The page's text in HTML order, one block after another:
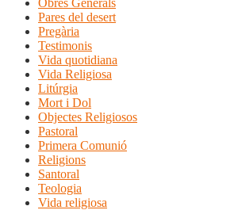
Obres Generals
Pares del desert
Pregària
Testimonis
Vida quotidiana
Vida Religiosa
Litúrgia
Mort i Dol
Objectes Religiosos
Pastoral
Primera Comunió
Religions
Santoral
Teologia
Vida religiosa